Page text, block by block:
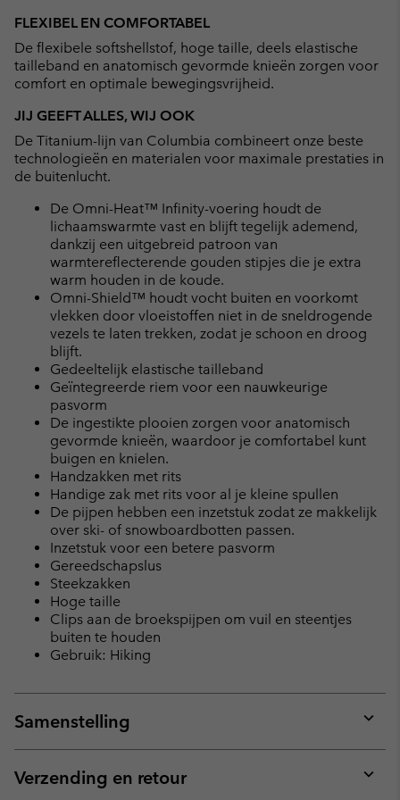
FLEXIBEL EN COMFORTABEL
De flexibele softshellstof, hoge taille, deels elastische
tailleband en anatomisch gevormde knieën zorgen voor
comfort en optimale bewegingsvrijheid.
JIJ GEEFT ALLES, WIJ OOK
De Titanium-lijn van Columbia combineert onze beste
technologieën en materialen voor maximale prestaties in
de buitenlucht.
De Omni-Heat™ Infinity-voering houdt de
lichaamswarmte vast en blijft tegelijk ademend,
dankzij een uitgebreid patroon van
warmtereflecterende gouden stipjes die je extra
warm houden in de koude.
Omni-Shield™ houdt vocht buiten en voorkomt
vlekken door vloeistoffen niet in de sneldrogende
vezels te laten trekken, zodat je schoon en droog
blijft.
Gedeeltelijk elastische tailleband
Geïntegreerde riem voor een nauwkeurige
pasvorm
De ingestikte plooien zorgen voor anatomisch
gevormde knieën, waardoor je comfortabel kunt
buigen en knielen.
Handzakken met rits
Handige zak met rits voor al je kleine spullen
De pijpen hebben een inzetstuk zodat ze makkelijk
over ski- of snowboardbotten passen.
Inzetstuk voor een betere pasvorm
Gereedschapslus
Steekzakken
Hoge taille
Clips aan de broekspijpen om vuil en steentjes
buiten te houden
Gebruik: Hiking
Samenstelling
or
Verzending en retour